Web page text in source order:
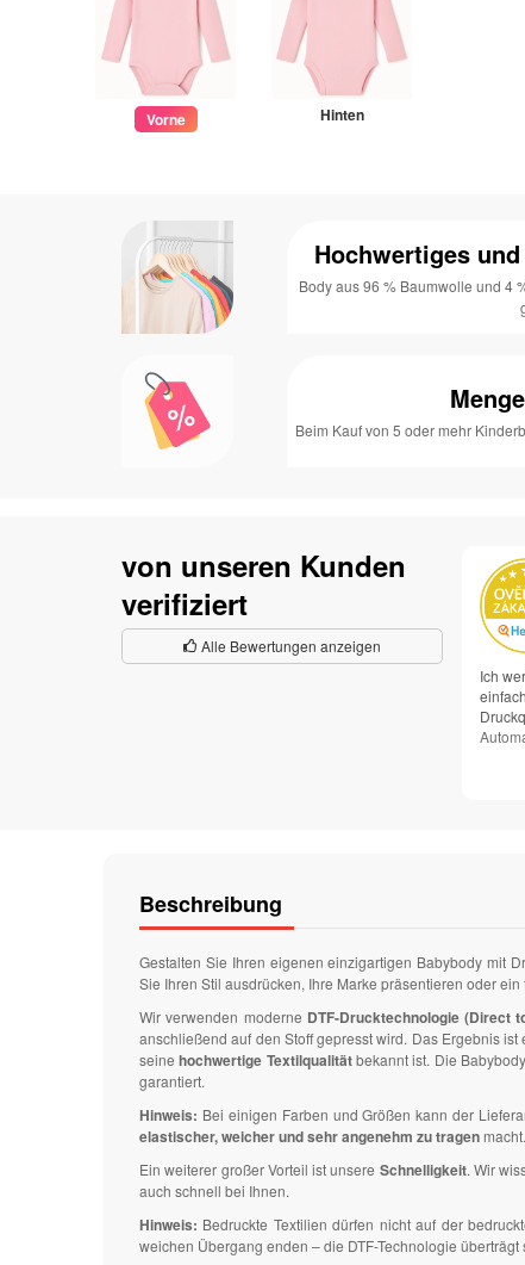
Vorne Hinten
Hochwertiges
Body aus 96 % Baumwolle und 4
Beim Kauf von 5 oder mehr
von unseren Kunden
verifiziert
Alle Bewertungen anzeigen
Ich
Beschreibung
Gestalten Sie Ihren eigenen einzigartigen Babybody mit
Sie Ihren Stil ausdrücken, Ihre Marke präsentieren oder
Wir verwenden moderne DTF-Drucktechnologie (Direct
anschließend auf den Stoff gepresst wird. Das Ergebnis
seinehochwertige Textilqualitätbekannt ist. Die
garantiert.
Hinweis: Bei einigen Farben und Größen kann der
elastischer, weicher und sehr angenehm zu tragen
Ein weiterer großer Vorteil ist unsere Schnelligkeit. Wir
auch schnell bei Ihnen.
Hinweis: Bedruckte Textilien dürfen nicht auf der
weichen Übergang enden – die DTF-Technologie